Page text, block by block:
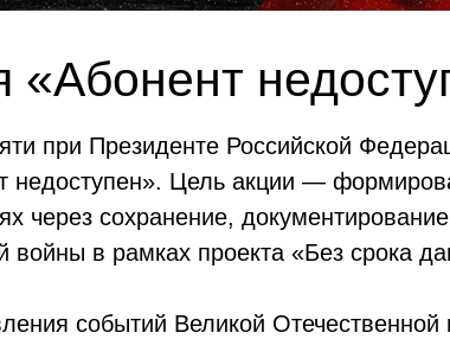
«Абонент
при Президенте Российской
недоступен». Цель акции —
через сохранение,
в рамках проекта «Без срока
событий Великой